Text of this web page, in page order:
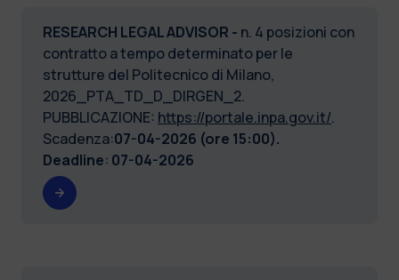
RESEARCH LEGAL ADVISOR - n. 4 posizioni con
contratto a tempo determinato per le
strutture del Politecnico di Milano,
2026_PTA_TD_D_DIRGEN_2.
PUBBLICAZIONE: https://portale.inpa.gov.it/.
Scadenza:07-04-2026 (ore 15:00).
Deadline: 07-04-2026